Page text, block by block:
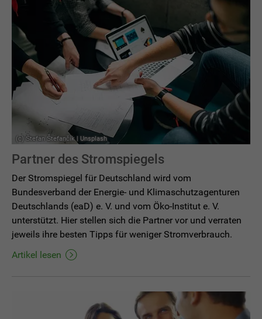
(c) Štefan Štefančík | Unsplash
Partner des Stromspiegels
Der Stromspiegel für Deutschland wird vom
Bundesverband der Energie- und Klimaschutzagenturen
Deutschlands (eaD) e. V. und vom Öko-Institut e. V.
unterstützt. Hier stellen sich die Partner vor und verraten
jeweils ihre besten Tipps für weniger Stromverbrauch.
Artikel lesen